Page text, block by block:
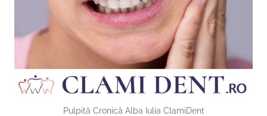
Pulpită Cronică Alba Iulia ClamiDent